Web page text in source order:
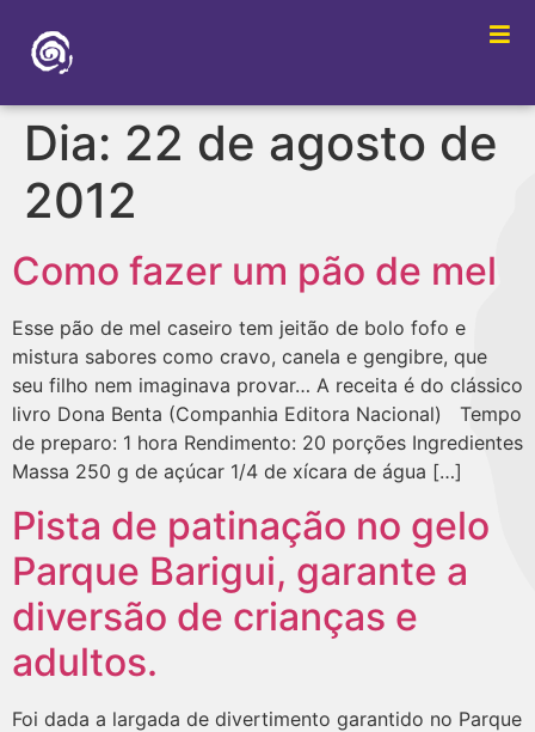
Dia: 22 de agosto de
2012
Como fazer um pão de mel
Esse pão de mel caseiro tem jeitão de bolo fofo e
mistura sabores como cravo, canela e gengibre, que
seu filho nem imaginava provar… A receita é do clássico
livro Dona Benta (Companhia Editora Nacional) Tempo
de preparo: 1 hora Rendimento: 20 porções Ingredientes
Massa 250 g de açúcar 1/4 de xícara de água […]
Pista de patinação no gelo
Parque Barigui, garante a
diversão de crianças e
adultos.
Foi dada a largada de divertimento garantido no Parque